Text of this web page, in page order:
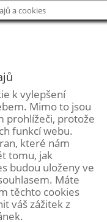
a cookies
k vylepšení
Mimo to jsou
prohlížeči, protože
funkcí webu.
které nám
tomu, jak
budou uloženy ve
Máte
těchto cookies
váš zážitek z